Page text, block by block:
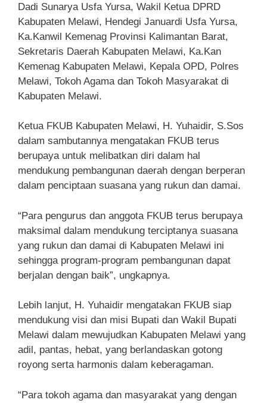
Dadi Sunarya Usfa Yursa, Wakil Ketua DPRD
Kabupaten Melawi, Hendegi Januardi Usfa Yursa,
Ka.Kanwil Kemenag Provinsi Kalimantan Barat,
Sekretaris Daerah Kabupaten Melawi, Ka.Kan
Kemenag Kabupaten Melawi, Kepala OPD, Polres
Melawi, Tokoh Agama dan Tokoh Masyarakat di
Kabupaten Melawi.
Ketua FKUB Kabupaten Melawi, H. Yuhaidir, S.Sos
dalam sambutannya mengatakan FKUB terus
berupaya untuk melibatkan diri dalam hal
mendukung pembangunan daerah dengan berperan
dalam penciptaan suasana yang rukun dan damai.
“Para pengurus dan anggota FKUB terus berupaya
maksimal dalam mendukung terciptanya suasana
yang rukun dan damai di Kabupaten Melawi ini
sehingga program-program pembangunan dapat
berjalan dengan baik”, ungkapnya.
Lebih lanjut, H. Yuhaidir mengatakan FKUB siap
mendukung visi dan misi Bupati dan Wakil Bupati
Melawi dalam mewujudkan Kabupaten Melawi yang
adil, pantas, hebat, yang berlandaskan gotong
royong serta harmonis dalam keberagaman.
“Para tokoh agama dan masyarakat yang dengan